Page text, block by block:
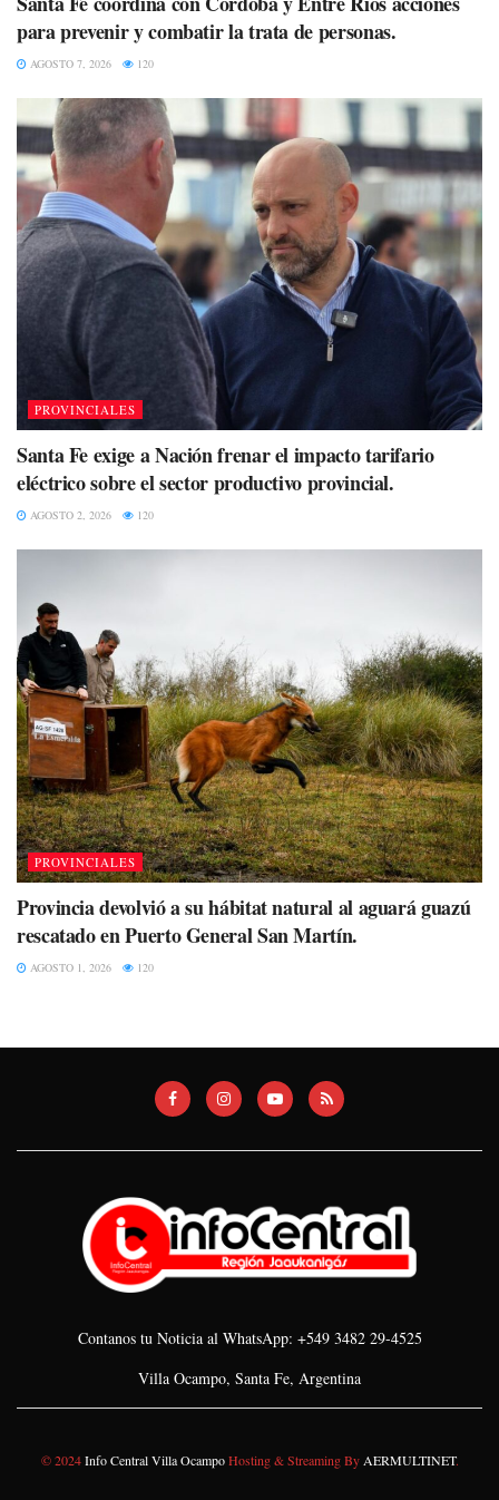
para prevenir y combatir la trata de personas.
AGOSTO 7, 2026 120
PROVINCIALES
Santa Fe exige a Nación frenar el impacto tarifario
eléctrico sobre el sector productivo provincial.
AGOSTO 2, 2026 120
PROVINCIALES
Provincia devolvió a su hábitat natural al aguará guazú
rescatado en Puerto General San Martín.
AGOSTO 1, 2026 120
Contanos tu Noticia al WhatsApp: +549 3482 29-4525
Villa Ocampo, Santa Fe, Argentina
© 2024Info Central Villa OcampoHosting & Streaming ByAERMULTINET.